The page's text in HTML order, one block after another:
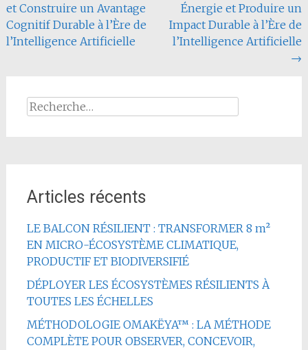
et Construire un Avantage
Cognitif Durable à l’Ère de
l’Intelligence Artificielle
Énergie et Produire un
Impact Durable à l’Ère de
l’Intelligence Artificielle
→
Rechercher :
Articles récents
LE BALCON RÉSILIENT : TRANSFORMER 8 m²
EN MICRO-ÉCOSYSTÈME CLIMATIQUE,
PRODUCTIF ET BIODIVERSIFIÉ
DÉPLOYER LES ÉCOSYSTÈMES RÉSILIENTS À
TOUTES LES ÉCHELLES
MÉTHODOLOGIE OMAKËYA™ : LA MÉTHODE
COMPLÈTE POUR OBSERVER, CONCEVOIR,